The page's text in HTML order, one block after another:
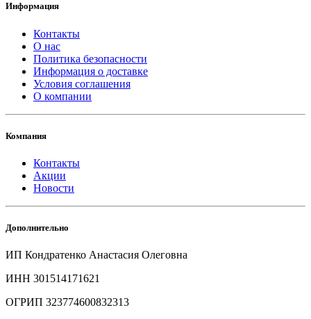
Информация
Контакты
О нас
Политика безопасности
Информация о доставке
Условия соглашения
О компании
Компания
Контакты
Акции
Новости
Дополнительно
ИП Кондратенко Анастасия Олеговна
ИНН 301514171621
ОГРИП 323774600832313